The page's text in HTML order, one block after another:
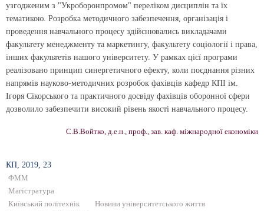
узгодженим з "Укроборонпромом" переліком дисциплін та їх
тематикою. Розробка методичного забезпечення, організація і
проведення навчального процесу здійснювались викладачами
факультету менеджменту та маркетингу, факультету соціології і права,
інших факультетів нашого університету. У рамках цієї програми
реалізовано принцип синергетичного ефекту, коли поєднання різних
напрямів науково-методичних розробок фахівців кафедр КПІ ім.
Ігоря Сікорського та практичного досвіду фахівців оборонної сфери
дозволило забезпечити високий рівень якості навчального процесу.
С.В.Войтко, д.е.н., проф., зав. каф. міжнародної економіки
КП, 2019, 23
ФММ
Магістратура
Київський політехнік
Новини університетського життя